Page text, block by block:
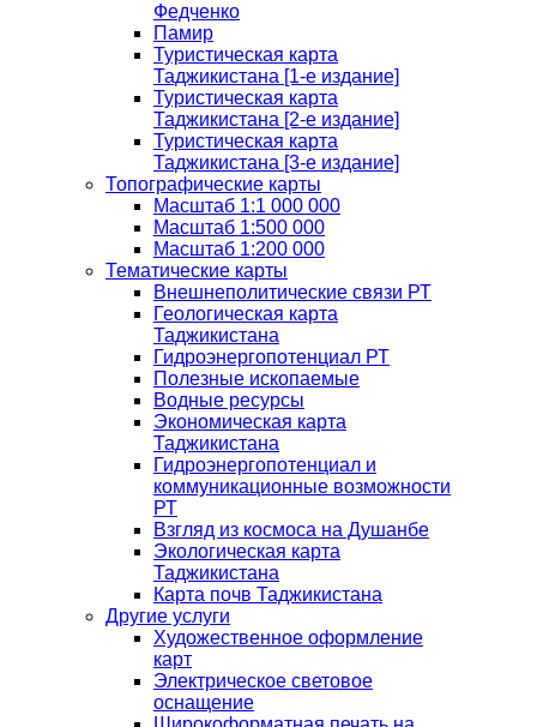
Федченко
Памир
Туристическая карта
Таджикистана [1-е издание]
Туристическая карта
Таджикистана [2-е издание]
Туристическая карта
Таджикистана [3-е издание]
Топографические карты
Масштаб 1:1 000 000
Масштаб 1:500 000
Масштаб 1:200 000
Тематические карты
Внешнеполитические связи РТ
Геологическая карта
Таджикистана
Гидроэнергопотенциал РТ
Полезные ископаемые
Водные ресурсы
Экономическая карта
Таджикистана
Гидроэнергопотенциал и
коммуникационные возможности
РТ
Взгляд из космоса на Душанбе
Экологическая карта
Таджикистана
Карта почв Таджикистана
Другие услуги
Художественное оформление
карт
Электрическое световое
оснащение